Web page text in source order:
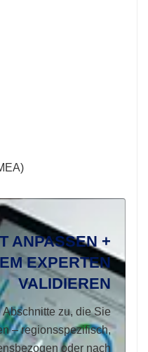
ANPASSEN +
EXPERTEN
VALIDIEREN
zu, die Sie
– regionsspezifisch,
oder nach